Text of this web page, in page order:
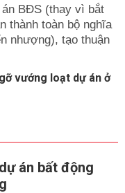
BĐS (thay vì bắt
thành toàn bộ nghĩa
nhượng), tạo thuận
vướng loạt dự án ở
án bất động